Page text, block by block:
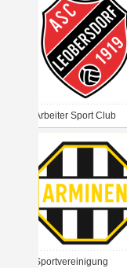
Arbeiter Sport Club
Sportvereinigung